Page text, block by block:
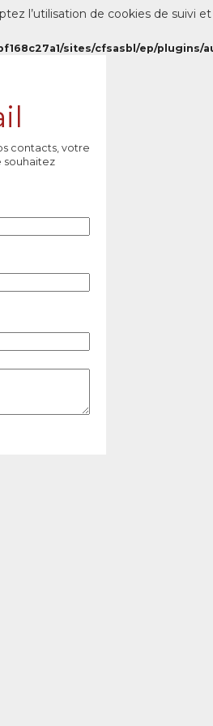
l’utilisation de cookies de suivi
sites/cfsasbl/ep/
contacts, votre
souhaitez